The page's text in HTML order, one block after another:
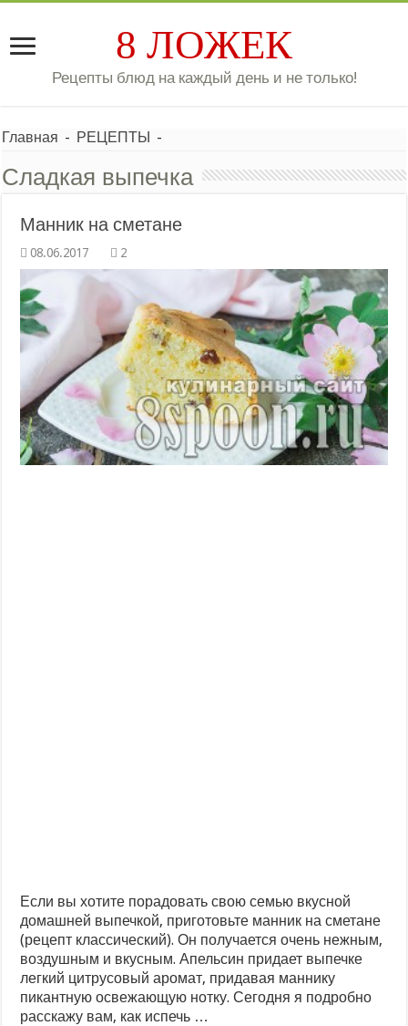
8 ЛОЖЕК
Рецепты блюд на каждый день и не только!
Главная - РЕЦЕПТЫ -
Сладкая выпечка
Манник на сметане
2
Если вы хотите порадовать свою семью вкусной
домашней выпечкой, приготовьте манник на сметане
(рецепт классический). Он получается очень нежным,
воздушным и вкусным. Апельсин придает выпечке
легкий цитрусовый аромат, придавая маннику
пикантную освежающую нотку. Сегодня я подробно
расскажу вам, как испечь …